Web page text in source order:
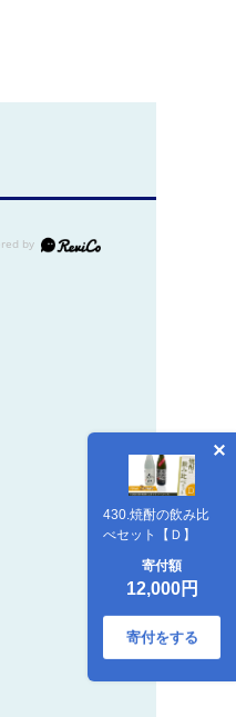
430.焼酎の飲み比
べセット【Ｄ】
寄付額
12,000円
寄付をする